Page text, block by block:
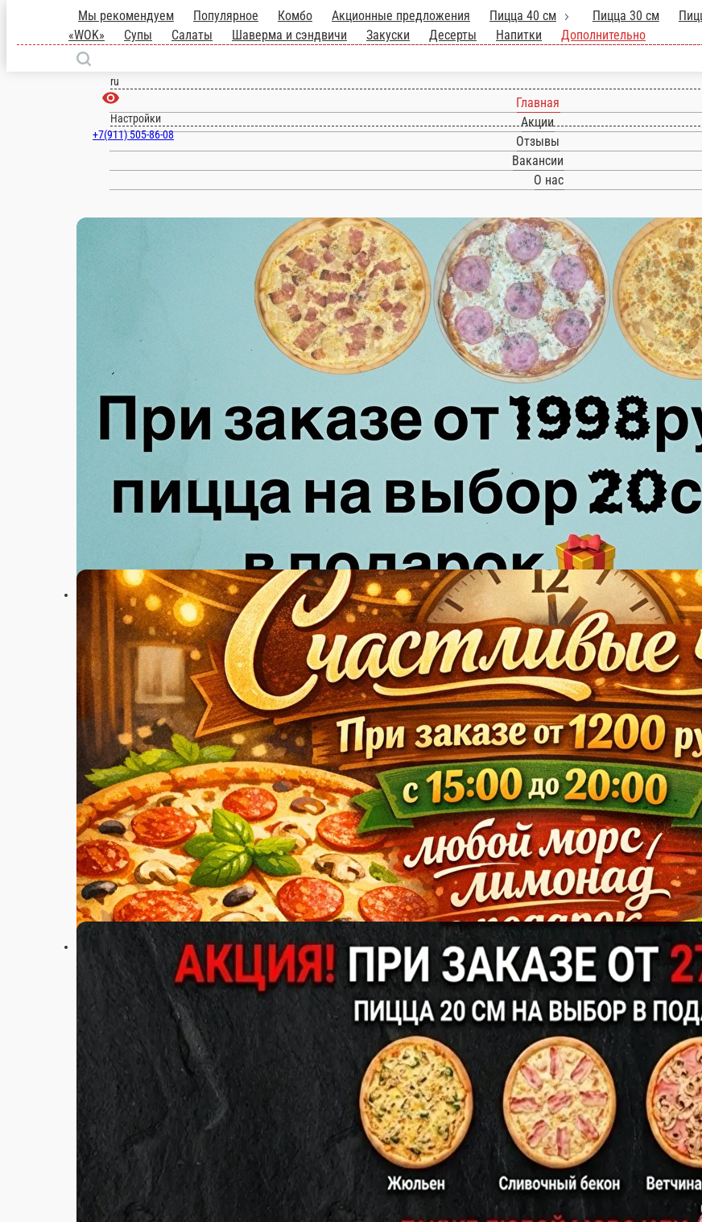
Череповец
ru
Настройки
+7(911) 505-86-08
Главная
Акции
Отзывы
Вакансии
О нас
Мы рекомендуем Популярное Комбо Акционные предложения Пицца 40 см
см
Роллы Лапша «WOK» Супы Салаты Шаверма и сэндвичи Закуски